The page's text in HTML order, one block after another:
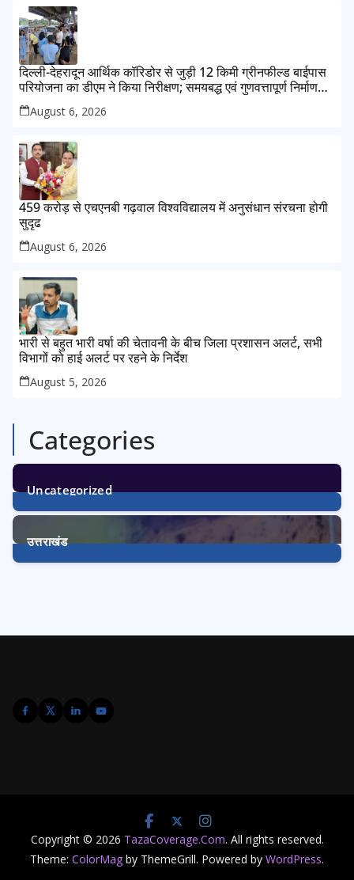
दिल्ली-देहरादून आर्थिक कॉरिडोर से जुड़ी 12 किमी ग्रीनफील्ड बाईपास
परियोजना का डीएम ने किया निरीक्षण; समयबद्ध एवं गुणवत्तापूर्ण निर्माण
सुनिश्चित करने के निर्देश, सुरक्षा मानकों से कोई समझौता नहींः डीएम
August 6, 2026
459 करोड़ से एचएनबी गढ़वाल विश्वविद्यालय में अनुसंधान संरचना होगी
सुदृढ
August 6, 2026
भारी से बहुत भारी वर्षा की चेतावनी के बीच जिला प्रशासन अलर्ट, सभी
विभागों को हाई अलर्ट पर रहने के निर्देश
August 5, 2026
Categories
Uncategorized
1Post
उत्तराखंड
Copyright © 2026 TazaCoverage.Com. All rights reserved.
Theme: ColorMag by ThemeGrill. Powered by WordPress.